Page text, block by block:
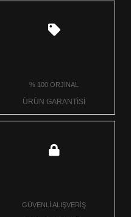
% 100 ORJİNAL
ÜRÜN GARANTİSİ
GÜVENLİ ALIŞVERİŞ